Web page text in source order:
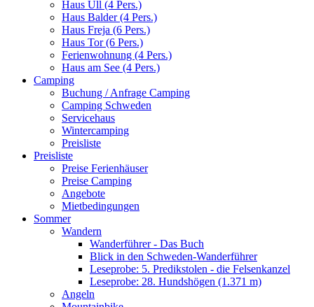
Haus Ull (4 Pers.)
Haus Balder (4 Pers.)
Haus Freja (6 Pers.)
Haus Tor (6 Pers.)
Ferienwohnung (4 Pers.)
Haus am See (4 Pers.)
Camping
Buchung / Anfrage Camping
Camping Schweden
Servicehaus
Wintercamping
Preisliste
Preisliste
Preise Ferienhäuser
Preise Camping
Angebote
Mietbedingungen
Sommer
Wandern
Wanderführer - Das Buch
Blick in den Schweden-Wanderführer
Leseprobe: 5. Predikstolen - die Felsenkanzel
Leseprobe: 28. Hundshögen (1.371 m)
Angeln